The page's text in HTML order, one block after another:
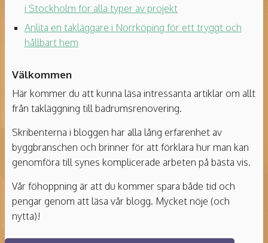
i Stockholm för alla typer av projekt
Anlita en takläggare i Norrköping för ett tryggt och
hållbart hem
Välkommen
Här kommer du att kunna läsa intressanta artiklar om allt
från takläggning till badrumsrenovering.
Skribenterna i bloggen har alla lång erfarenhet av
byggbranschen och brinner för att förklara hur man kan
genomföra till synes komplicerade arbeten på bästa vis.
Vår föhoppning är att du kommer spara både tid och
pengar genom att läsa vår blogg. Mycket nöje (och
nytta)!